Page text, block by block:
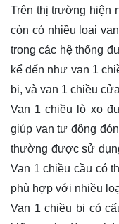
Trên thị trường hiện
còn có nhiều loại
trong các hệ thống
kể đến như van 1
bi, và van 1 chiều
Van 1 chiều lò xo
giúp van tự động
thường được sử
Van 1 chiều cầu có
phù hợp với nhiều
Van 1 chiều bi có